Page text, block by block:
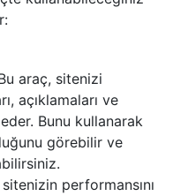
araç, sitenizi
açıklamaları ve
Bunu kullanarak
görebilir ve
performansını